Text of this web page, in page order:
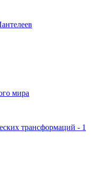
мира
трансформаций - 1